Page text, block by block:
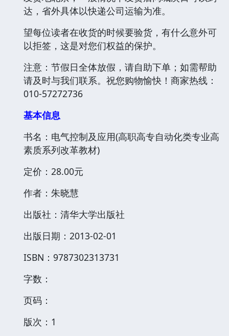
达，省外具体以快递公司运输为准。
望每位读者在收货的时候要验货，有什么意外可
以拒签，这是对您们权益的保护。
注意：节假日全体放假，请自助下单；如需帮助
请及时与我们联系。祝您购物愉快！商家热线：
010-57272736
基本信息
书名：电气控制及应用(高职高专自动化类专业高
素质系列改革教材)
定价：28.00元
作者：朱晓慧
出版社：清华大学出版社
出版日期：2013-02-01
ISBN：9787302313731
字数：
页码：
版次：1